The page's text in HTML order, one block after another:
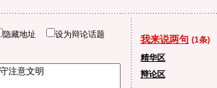
隐藏地址 设为辩论话题 我来说两句 (1条)
精华区
辩论区